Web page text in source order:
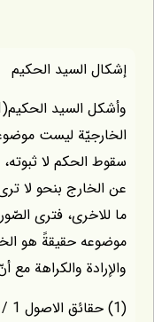
الحكيم
وأشكل السيد
ليست موضوعةً
لا ثبوته، بل
بنحو لا ترى إلاّ
فترى الصّور
حقيقةً هو الخارجي،
والكراهة مع أنّ